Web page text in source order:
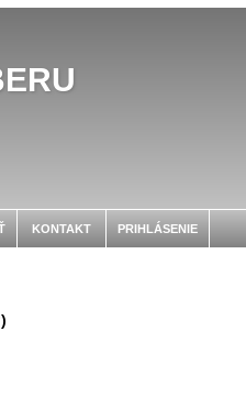
KONTAKT PRIHLÁSENIE